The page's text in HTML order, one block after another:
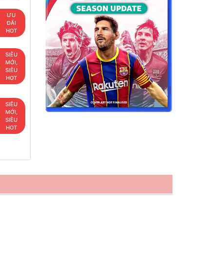
ƯU
ĐÃI
HOT
SIÊU
MỚI,
SIÊU
HOT
SIÊU
MỚI,
SIÊU
HOT